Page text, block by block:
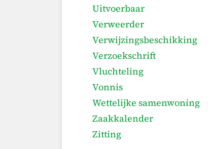
Uitvoerbaar
Verweerder
Verwijzingsbeschikking
Verzoekschrift
Vluchteling
Vonnis
Wettelijke samenwoning
Zaakkalender
Zitting